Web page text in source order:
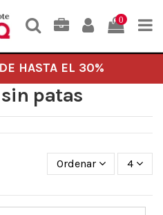
0
HASTA EL 30%
patas
Ordenar 4